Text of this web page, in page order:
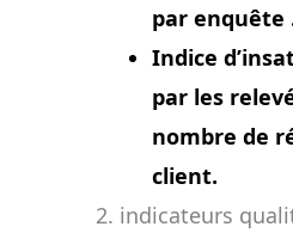
par enquête
Indice
par les
nombre de
client.
indicateurs